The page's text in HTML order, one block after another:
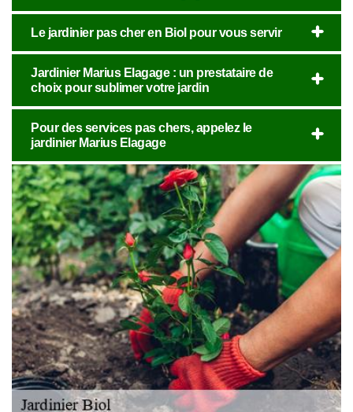
Le jardinier pas cher en Biol pour vous servir
Jardinier Marius Elagage : un prestataire de
choix pour sublimer votre jardin
Pour des services pas chers, appelez le
jardinier Marius Elagage